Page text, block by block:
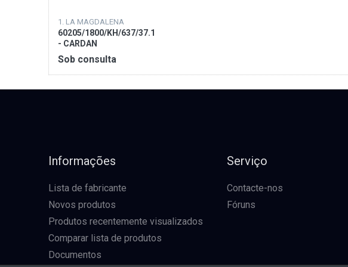
1. LA MAGDALENA
60205/1800/KH/637/37.1
- CARDAN
HOMOCINETICO
Sob consulta
Informações
Lista de fabricante
Novos produtos
Produtos recentemente visualizados
Comparar lista de produtos
Documentos
Serviço
Contacte-nos
Fóruns